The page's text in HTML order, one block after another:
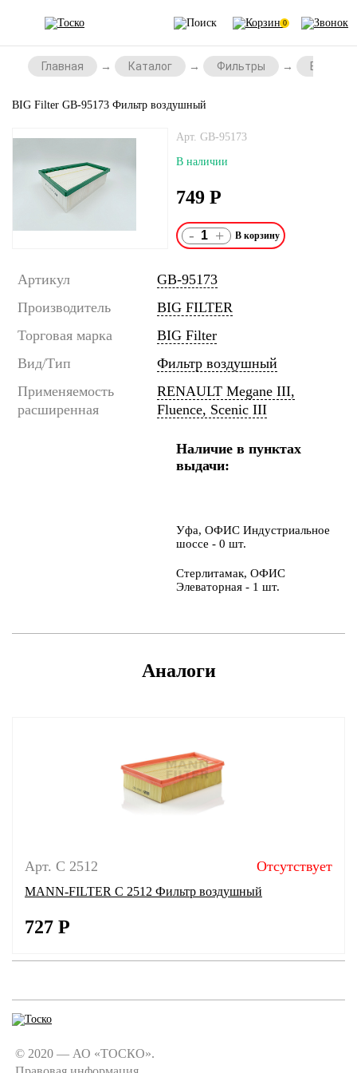
0
Главная Каталог Фильтры
BIG Filter GB-95173 Фильтр воздушный
Арт. GB-95173
В наличии
749 Р
- +
Артикул
GB-95173
Производитель
BIG FILTER
Торговая марка
BIG Filter
Вид/Тип
Фильтр воздушный
Применяемость
расширенная
RENAULT Megane III,
Fluence, Scenic III
Наличие в пунктах
выдачи:
Уфа, ОФИС Индустриальное
шоссе - 0 шт.
Стерлитамак, ОФИС
Элеваторная - 1 шт.
Аналоги
Арт. C 2512 Отсутствует
MANN-FILTER C 2512 Фильтр воздушный
727 Р
© 2020 — АО «ТОСКО».